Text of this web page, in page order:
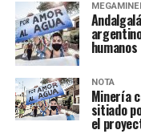
humanos
NOTA
Minería
sitiado
el